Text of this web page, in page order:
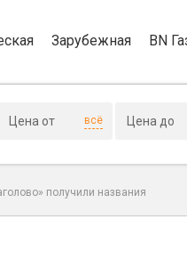
Зарубежная BN
всё
получили названия